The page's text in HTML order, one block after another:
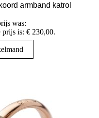
armband katrol
was:
is: € 230,00.